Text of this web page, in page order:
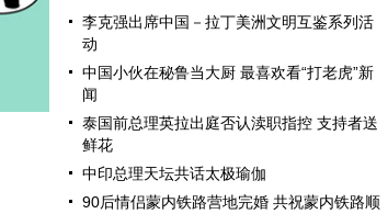
李克强出席中国－拉丁美洲文明互鉴系列活
动
中国小伙在秘鲁当大厨 最喜欢看“打老虎”新
闻
泰国前总理英拉出庭否认渎职指控 支持者送
鲜花
中印总理天坛共话太极瑜伽
90后情侣蒙内铁路营地完婚 共祝蒙内铁路顺